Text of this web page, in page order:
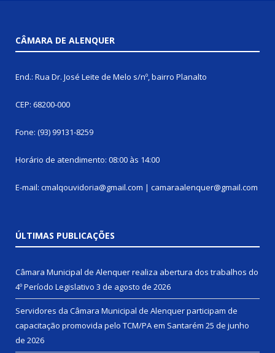
CÂMARA DE ALENQUER
End.: Rua Dr. José Leite de Melo s/nº, bairro Planalto
CEP: 68200-000
Fone: (93) 99131-8259
Horário de atendimento: 08:00 às 14:00
E-mail: cmalqouvidoria@gmail.com | camaraalenquer@gmail.com
ÚLTIMAS PUBLICAÇÕES
Câmara Municipal de Alenquer realiza abertura dos trabalhos do
4º Período Legislativo 3 de agosto de 2026
Servidores da Câmara Municipal de Alenquer participam de
capacitação promovida pelo TCM/PA em Santarém 25 de junho
de 2026